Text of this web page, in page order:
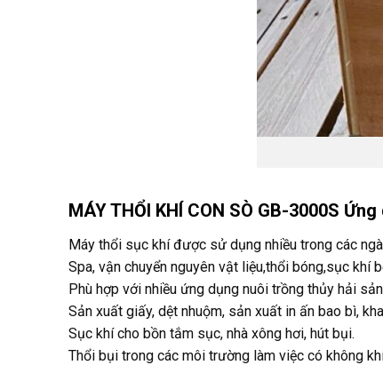
MÁY THỔI KHÍ CON SÒ GB-3000S Ứng
Máy thổi sục khí được sử dụng nhiều trong các
Spa, vận chuyển nguyên vật liệu,thổi bóng,sục khí
Phù hợp với nhiều ứng dụng nuôi trồng thủy hải
Sản xuất giấy, dệt nhuộm, sản xuất in ấn bao bì,
Sục khí cho bồn tắm sục, nhà xông hơi, hút bụi.
Thổi bụi trong các môi trường làm việc có không